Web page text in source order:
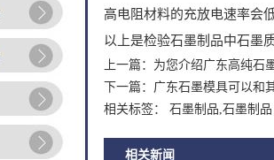
高电阻材料的充放电速率会
以上是检验石墨制品中石墨
上一篇： 为您介绍广东高纯石
下一篇： 广东石墨模具可以和
相关标签： 石墨制品,石墨制品
相关新闻